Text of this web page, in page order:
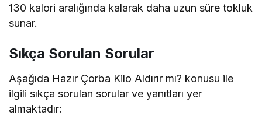
130 kalori aralığında kalarak daha uzun süre tokluk
sunar.
Sıkça Sorulan Sorular
Aşağıda Hazır Çorba Kilo Aldırır mı? konusu ile
ilgili sıkça sorulan sorular ve yanıtları yer
almaktadır: